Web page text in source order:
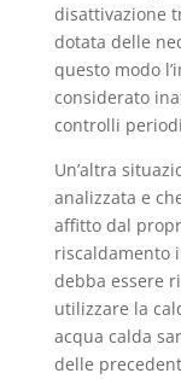
disattivazione
dotata delle
questo modo
considerato
controlli
Un’altra
analizzata e
affitto dal
riscaldamento
debba essere
utilizzare la
acqua calda
delle